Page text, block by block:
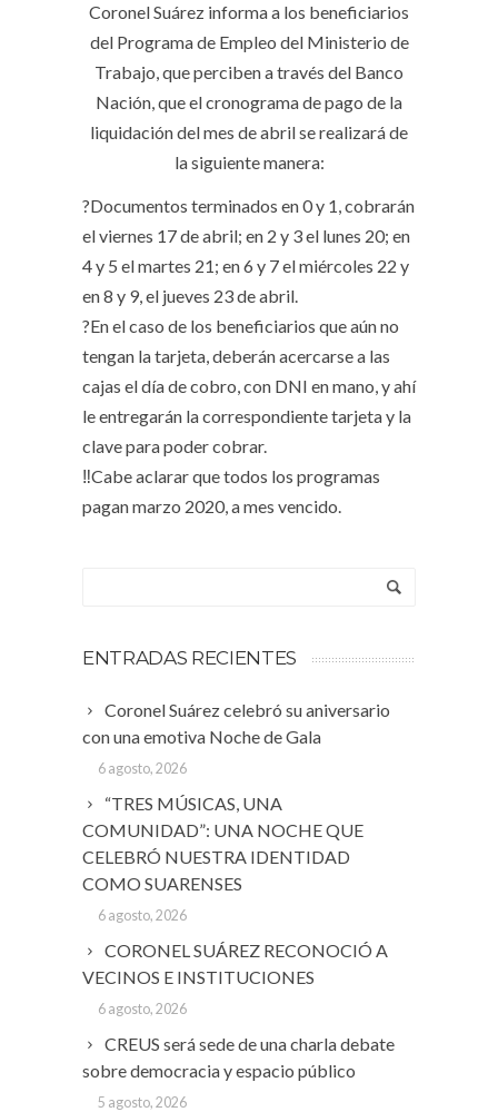
Coronel Suárez informa a los beneficiarios
del Programa de Empleo del Ministerio de
Trabajo, que perciben a través del Banco
Nación, que el cronograma de pago de la
liquidación del mes de abril se realizará de
la siguiente manera:
?Documentos terminados en 0 y 1, cobrarán
el viernes 17 de abril; en 2 y 3 el lunes 20; en
4 y 5 el martes 21; en 6 y 7 el miércoles 22 y
en 8 y 9, el jueves 23 de abril.
?En el caso de los beneficiarios que aún no
tengan la tarjeta, deberán acercarse a las
cajas el día de cobro, con DNI en mano, y ahí
le entregarán la correspondiente tarjeta y la
clave para poder cobrar.
‼Cabe aclarar que todos los programas
pagan marzo 2020, a mes vencido.
ENTRADAS RECIENTES
Coronel Suárez celebró su aniversario
con una emotiva Noche de Gala
6 agosto, 2026
“TRES MÚSICAS, UNA
COMUNIDAD”: UNA NOCHE QUE
CELEBRÓ NUESTRA IDENTIDAD
COMO SUARENSES
6 agosto, 2026
CORONEL SUÁREZ RECONOCIÓ A
VECINOS E INSTITUCIONES
6 agosto, 2026
CREUS será sede de una charla debate
sobre democracia y espacio público
5 agosto, 2026